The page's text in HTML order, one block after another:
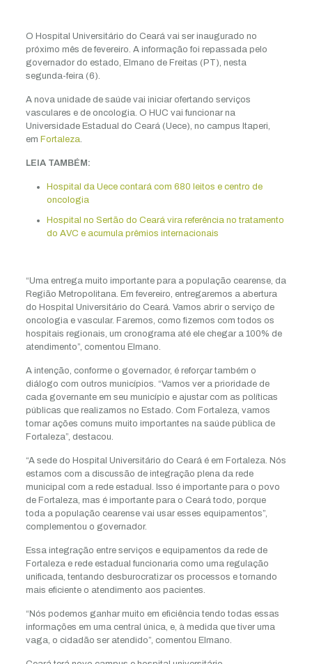
O Hospital Universitário do Ceará vai ser inaugurado no
próximo mês de fevereiro. A informação foi repassada pelo
governador do estado, Elmano de Freitas (PT), nesta
segunda-feira (6).
A nova unidade de saúde vai iniciar ofertando serviços
vasculares e de oncologia. O HUC vai funcionar na
Universidade Estadual do Ceará (Uece), no campus Itaperi,
em Fortaleza.
LEIA TAMBÉM:
Hospital da Uece contará com 680 leitos e centro de
oncologia
Hospital no Sertão do Ceará vira referência no tratamento
do AVC e acumula prêmios internacionais
“Uma entrega muito importante para a população cearense, da
Região Metropolitana. Em fevereiro, entregaremos a abertura
do Hospital Universitário do Ceará. Vamos abrir o serviço de
oncologia e vascular. Faremos, como fizemos com todos os
hospitais regionais, um cronograma até ele chegar a 100% de
atendimento”, comentou Elmano.
A intenção, conforme o governador, é reforçar também o
diálogo com outros municípios. “Vamos ver a prioridade de
cada governante em seu município e ajustar com as políticas
públicas que realizamos no Estado. Com Fortaleza, vamos
tomar ações comuns muito importantes na saúde pública de
Fortaleza”, destacou.
“A sede do Hospital Universitário do Ceará é em Fortaleza. Nós
estamos com a discussão de integração plena da rede
municipal com a rede estadual. Isso é importante para o povo
de Fortaleza, mas é importante para o Ceará todo, porque
toda a população cearense vai usar esses equipamentos”,
complementou o governador.
Essa integração entre serviços e equipamentos da rede de
Fortaleza e rede estadual funcionaria como uma regulação
unificada, tentando desburocratizar os processos e tornando
mais eficiente o atendimento aos pacientes.
“Nós podemos ganhar muito em eficiência tendo todas essas
informações em uma central única, e, à medida que tiver uma
vaga, o cidadão ser atendido”, comentou Elmano.